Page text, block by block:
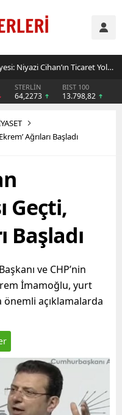
Sakarya’da Bir Başarı Hikâyesi: Niyazi Cihan’ın Ticaret Yolculuğu Markalara Dönüştü
STERLİN
64,2273
BIST 100
13.798,82
Ağrıları Başladı
Geçti,
Başladı
ve CHP’nin
İmamoğlu, yurt
önemli açıklamalarda